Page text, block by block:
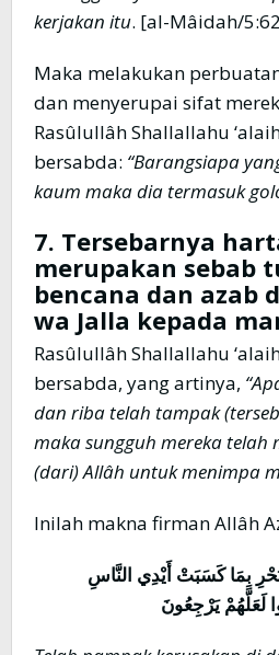
kerjakan itu. [al-Mâidah/
Maka melakukan
dan menyerupai sifat
Rasûlullâh Shallallahu
bersabda: “Barangsiapa
kaum maka dia termasuk
7. Tersebarnya
merupakan sebab
bencana dan azab
wa Jalla kepada
Rasûlullâh Shallallahu
bersabda, yang artinya,
dan riba telah tampak
maka sungguh mereka telah
(dari) Allâh untuk menimpa
Inilah makna firman Allâh
بِمَا كَسَبَتْ أَيْدِي النَّاسِ
لَعَلَّهُمْ يَرْجِعُونَ